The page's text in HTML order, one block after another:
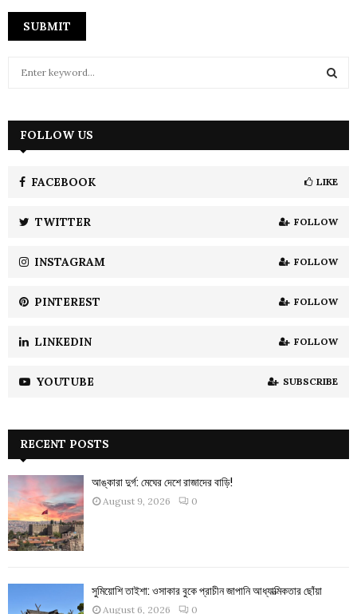
h
H
FOLLOW US
FACEBOOK LIKE
TWITTER FOLLOW
INSTAGRAM FOLLOW
PINTEREST FOLLOW
LINKEDIN FOLLOW
YOUTUBE SUBSCRIBE
RECENT POSTS
আঙ্কারা দুর্গ: মেঘের দেশে রাজাদের বাড়ি!
August 9, 2026 0
সুমিয়োশি তাইশা: ওসাকার বুকে প্রাচীন জাপানি আধ্যাত্মিকতার ছোঁয়া
August 6, 2026 0